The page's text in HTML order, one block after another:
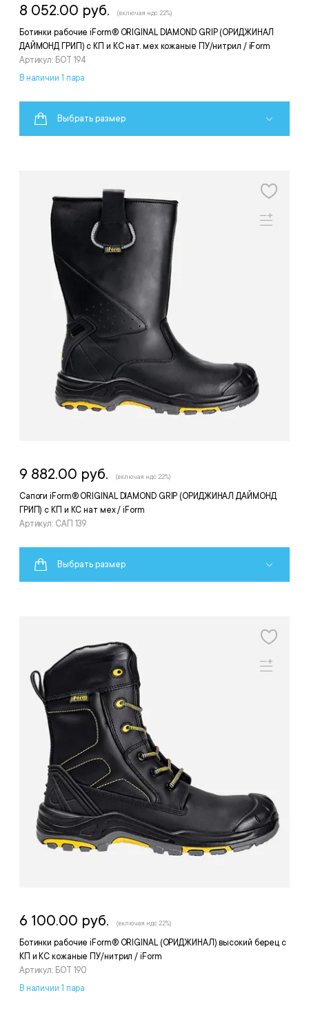
Ботинки рабочие iForm® ORIGINAL DIAMOND GRIP (ОРИДЖИНАЛ
ДАЙМОНД ГРИП) с КП и КС нат. мех кожаные ПУ/нитрил / iForm
Артикул: БОТ 194
8 052.00 руб. (включая ндс 22%)
В наличии 1 пара
Выбрать размер
Сапоги iForm® ORIGINAL DIAMOND GRIP (ОРИДЖИНАЛ ДАЙМОНД
ГРИП) с КП и КС нат мех / iForm
Артикул: САП 139
9 882.00 руб. (включая ндс 22%)
Выбрать размер
Ботинки рабочие iForm® ORIGINAL (ОРИДЖИНАЛ) высокий берец с
КП и КС кожаные ПУ/нитрил / iForm
Артикул: БОТ 190
6 100.00 руб. (включая ндс 22%)
В наличии 1 пара